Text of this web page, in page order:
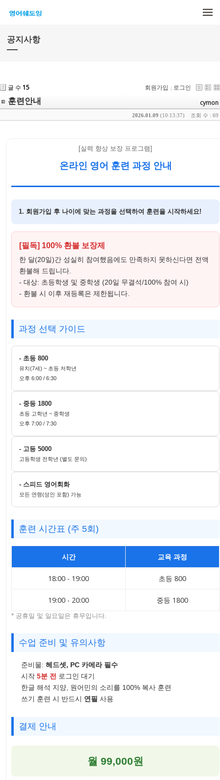
공지사항
글 수 15 회원가입 로그인
훈련안내 cymon
조회 수 : 69
2026.01.09 (10:13:37)
[실력 향상 보장 프로그램]
온라인 영어 훈련 과정 안내
1. 회원가입 후 나이에 맞는 과정을 선택하여 훈련을 시작하세요!
[필독] 100% 환불 보장제
한 달(20일)간 성실히 참여했음에도 만족하지 못하신다면 전액
환불해 드립니다.
- 대상: 초등학생 및 중학생 (20일 무결석/100% 참여 시)
- 환불 시 이후 재등록은 제한됩니다.
과정 선택 가이드
- 초등 800
유치(7세) ~ 초등 저학년
오후 6:00 / 6:30
- 중등 1800
초등 고학년 ~ 중학생
오후 7:00 / 7:30
- 고등 5000
고등학생 전학년 (별도 문의)
- 스피드 영어회화
모든 연령(성인 포함) 가능
훈련 시간표 (주 5회)
시간 교육 과정
18:00 - 19:00 초등 800
19:00 - 20:00 중등 1800
* 공휴일 및 일요일은 휴무입니다.
수업 준비 및 유의사항
준비물: 헤드셋, PC 카메라 필수
시작 5분 전 로그인 대기
한글 해석 지양, 원어민의 소리를 100% 복사 훈련
쓰기 훈련 시 반드시 연필 사용
결제 안내
월 99,000원